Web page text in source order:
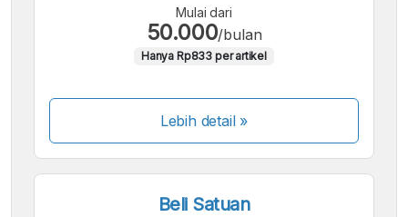
Mulai dari
50.000/bulan
Hanya Rp833 per artikel
Lebih detail »
Beli Satuan